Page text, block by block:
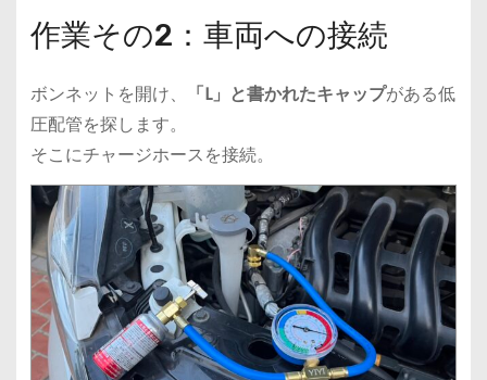
作業その2：車両への接続
ボンネットを開け、 「L」と書かれたキャップがある低
圧配管を探します。
そこにチャージホースを接続。